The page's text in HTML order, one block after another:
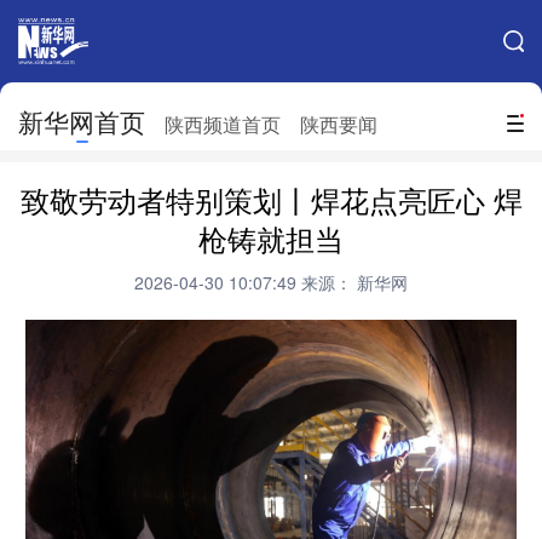
搜索
新华网首页 陕西频道首页 陕西要闻
网站地图
北京 天津 河北 山西
吉林 上海
浙江 安徽 福建 江西
山东 湖北 湖南
广东 海南 重庆
贵州 云南 西藏
甘肃 青海 宁夏
致敬劳动者特别策划丨焊花点亮匠心 焊
枪铸就担当
2026-04-30 10:07:49 来源： 新华网